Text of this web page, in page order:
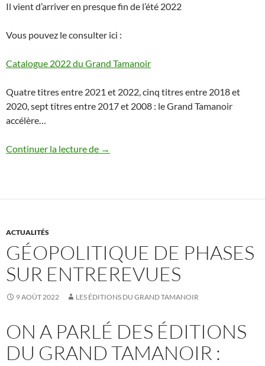
Il vient d’arriver en presque fin de l’été 2022
Vous pouvez le consulter ici :
Catalogue 2022 du Grand Tamanoir
Quatre titres entre 2021 et 2022, cinq titres entre 2018 et
2020, sept titres entre 2017 et 2008 : le Grand Tamanoir
accélère…
Continuer la lecture de Catalogue 2022
→
ACTUALITÉS
GÉOPOLITIQUE DE PHASES
SUR ENTREREVUES
9 AOÛT 2022 LES ÉDITIONS DU GRAND TAMANOIR
ON A PARLÉ DES ÉDITIONS
DU GRAND TAMANOIR :